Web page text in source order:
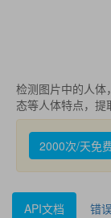
检测图片中的人体
态等人体特点，
2000次/天免
API文档 错